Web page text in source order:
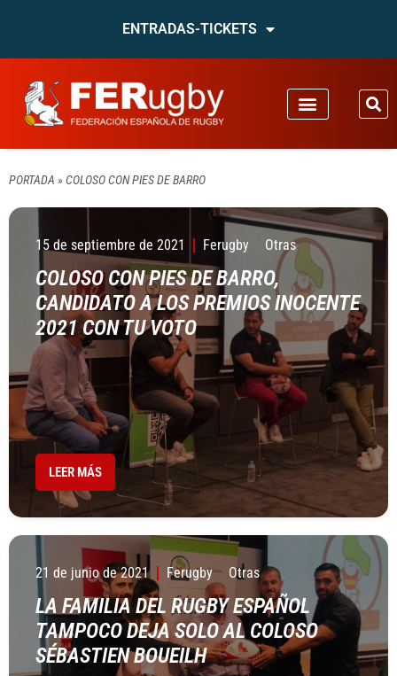
ENTRADAS-TICKETS
PORTADA » COLOSO CON PIES DE BARRO
15 de septiembre de 2021 Ferugby Otras
COLOSO CON PIES DE BARRO,
CANDIDATO A LOS PREMIOS INOCENTE
2021 CON TU VOTO
LEER MÁS
21 de junio de 2021 Ferugby Otras
LA FAMILIA DEL RUGBY ESPAÑOL
TAMPOCO DEJA SOLO AL COLOSO
SÉBASTIEN BOUEILH